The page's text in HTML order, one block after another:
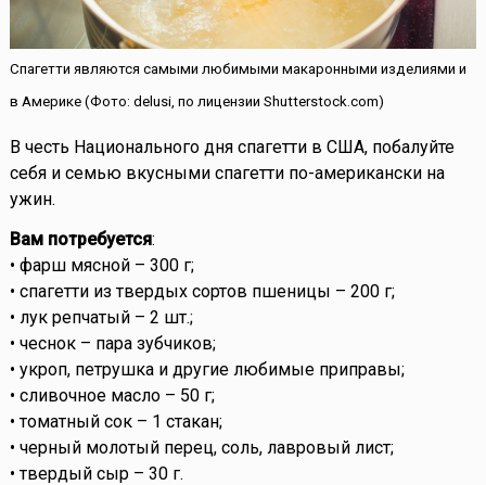
Спагетти являются самыми любимыми макаронными изделиями и
в Америке (Фото: delusi, по лицензии Shutterstock.com)
В честь Национального дня спагетти в США, побалуйте
себя и семью вкусными спагетти по-американски на
ужин.
Вам потребуется:
• фарш мясной – 300 г;
• спагетти из твердых сортов пшеницы – 200 г;
• лук репчатый – 2 шт.;
• чеснок – пара зубчиков;
• укроп, петрушка и другие любимые приправы;
• сливочное масло – 50 г;
• томатный сок – 1 стакан;
• черный молотый перец, соль, лавровый лист;
• твердый сыр – 30 г.